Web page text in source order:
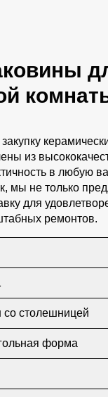
из
в любую
мы не только
для
ремонтов.
со столешницей
форма